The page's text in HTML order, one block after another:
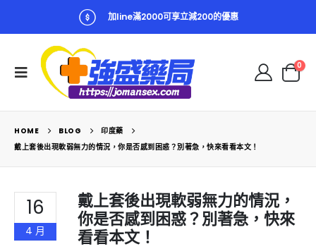
加line滿2000可享立減200的優惠
0
HOME BLOG
印度藥
戴上套後出現軟弱無力的情況，你是否感到困惑？別著急，快來看看本文！
16
4 月
戴上套後出現軟弱無力的情況，
你是否感到困惑？別著急，快來
看看本文！